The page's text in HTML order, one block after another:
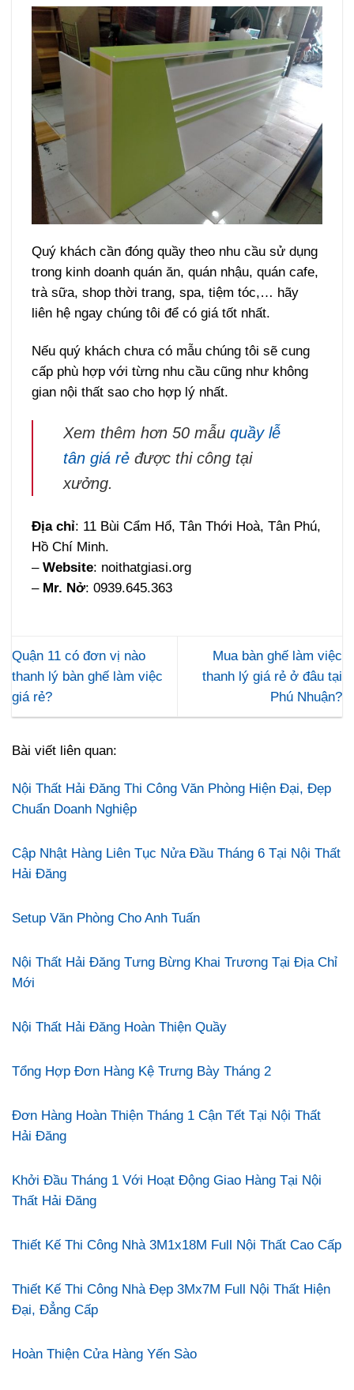
Quý khách cần đóng quầy theo nhu cầu sử dụng
trong kinh doanh quán ăn, quán nhậu, quán cafe,
trà sữa, shop thời trang, spa, tiệm tóc,… hãy
liên hệ ngay chúng tôi để có giá tốt nhất.
Nếu quý khách chưa có mẫu chúng tôi sẽ cung
cấp phù hợp với từng nhu cầu cũng như không
gian nội thất sao cho hợp lý nhất.
Xem thêm hơn 50 mẫu quầy lễ
tân giá rẻđược thi công tại
xưởng.
Địa chỉ: 11 Bùi Cẩm Hổ, Tân Thới Hoà, Tân Phú,
Hồ Chí Minh.
–Website: noithatgiasi.org
– Mr. Nở: 0939.645.363
Quận 11 có đơn vị nào
thanh lý bàn ghế làm việc
giá rẻ?
Mua bàn ghế làm việc
thanh lý giá rẻ ở đâu tại
Phú Nhuận?
Bài viết liên quan:
Nội Thất Hải Đăng Thi Công Văn Phòng Hiện Đại, Đẹp
Chuẩn Doanh Nghiệp
Cập Nhật Hàng Liên Tục Nửa Đầu Tháng 6 Tại Nội Thất
Hải Đăng
Setup Văn Phòng Cho Anh Tuấn
Nội Thất Hải Đăng Tưng Bừng Khai Trương Tại Địa Chỉ
Mới
Nội Thất Hải Đăng Hoàn Thiện Quầy
Tổng Hợp Đơn Hàng Kệ Trưng Bày Tháng 2
Đơn Hàng Hoàn Thiện Tháng 1 Cận Tết Tại Nội Thất
Hải Đăng
Khởi Đầu Tháng 1 Với Hoạt Động Giao Hàng Tại Nội
Thất Hải Đăng
Thiết Kế Thi Công Nhà 3M1x18M Full Nội Thất Cao Cấp
Thiết Kế Thi Công Nhà Đẹp 3Mx7M Full Nội Thất Hiện
Đại, Đẳng Cấp
Hoàn Thiện Cửa Hàng Yến Sào